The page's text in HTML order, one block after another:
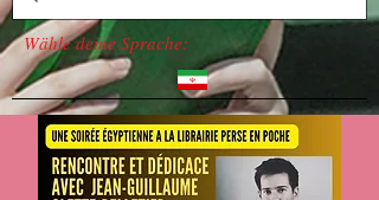
Wähle deine Sprache: